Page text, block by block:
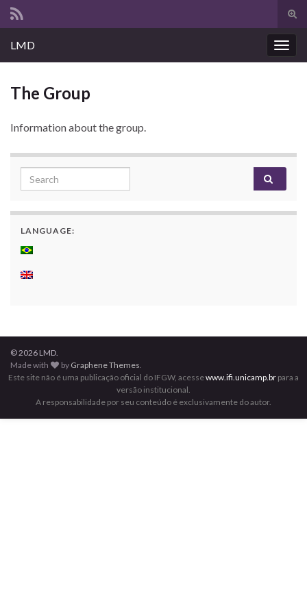
LMD
The Group
Information about the group.
Search for:
LANGUAGE:
© 2026 LMD.
Made with
by Graphene Themes.
Este site não é uma publicação oficial do IFGW, acessewww.ifi.unicamp.br para a
versão institucional.
A responsabilidade por seu conteúdo é exclusivamente do autor.